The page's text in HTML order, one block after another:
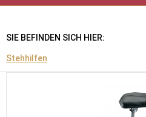
SIE BEFINDEN SICH HIER:
Stehhilfen